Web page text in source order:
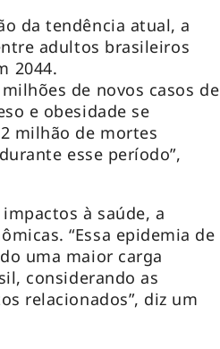
da tendência atual, a
adultos brasileiros
2044.
de novos casos de
e obesidade se
milhão de mortes
esse período”,
à saúde, a
“Essa epidemia de
uma maior carga
considerando as
relacionados”, diz um